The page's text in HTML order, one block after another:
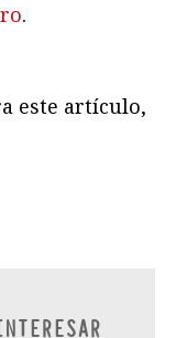
.
este artículo,